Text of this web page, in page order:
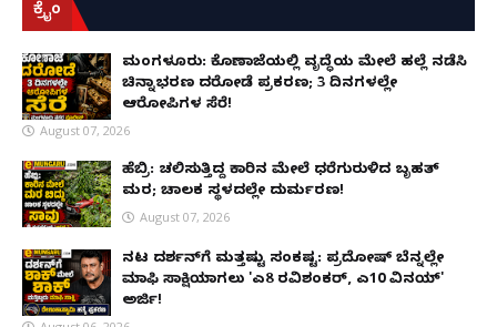
ಕ್ರೈಂ
ಮಂಗಳೂರು: ಕೊಣಾಜೆಯಲ್ಲಿ ವೃದ್ಧೆಯ ಮೇಲೆ ಹಲ್ಲೆ ನಡೆಸಿ
ಚಿನ್ನಾಭರಣ ದರೋಡೆ ಪ್ರಕರಣ; 3 ದಿನಗಳಲ್ಲೇ
ಆರೋಪಿಗಳ ಸೆರೆ!
August 07, 2026
ಹೆಬ್ರಿ: ಚಲಿಸುತ್ತಿದ್ದ ಕಾರಿನ ಮೇಲೆ ಧರೆಗುರುಳಿದ ಬೃಹತ್
ಮರ; ಚಾಲಕ ಸ್ಥಳದಲ್ಲೇ ದುರ್ಮರಣ!
August 07, 2026
ನಟ ದರ್ಶನ್‌ಗೆ ಮತ್ತಷ್ಟು ಸಂಕಷ್ಟ: ಪ್ರದೋಷ್ ಬೆನ್ನಲ್ಲೇ
ಮಾಫಿ ಸಾಕ್ಷಿಯಾಗಲು 'ಎ8 ರವಿಶಂಕರ್, ಎ10 ವಿನಯ್'
ಅರ್ಜಿ!